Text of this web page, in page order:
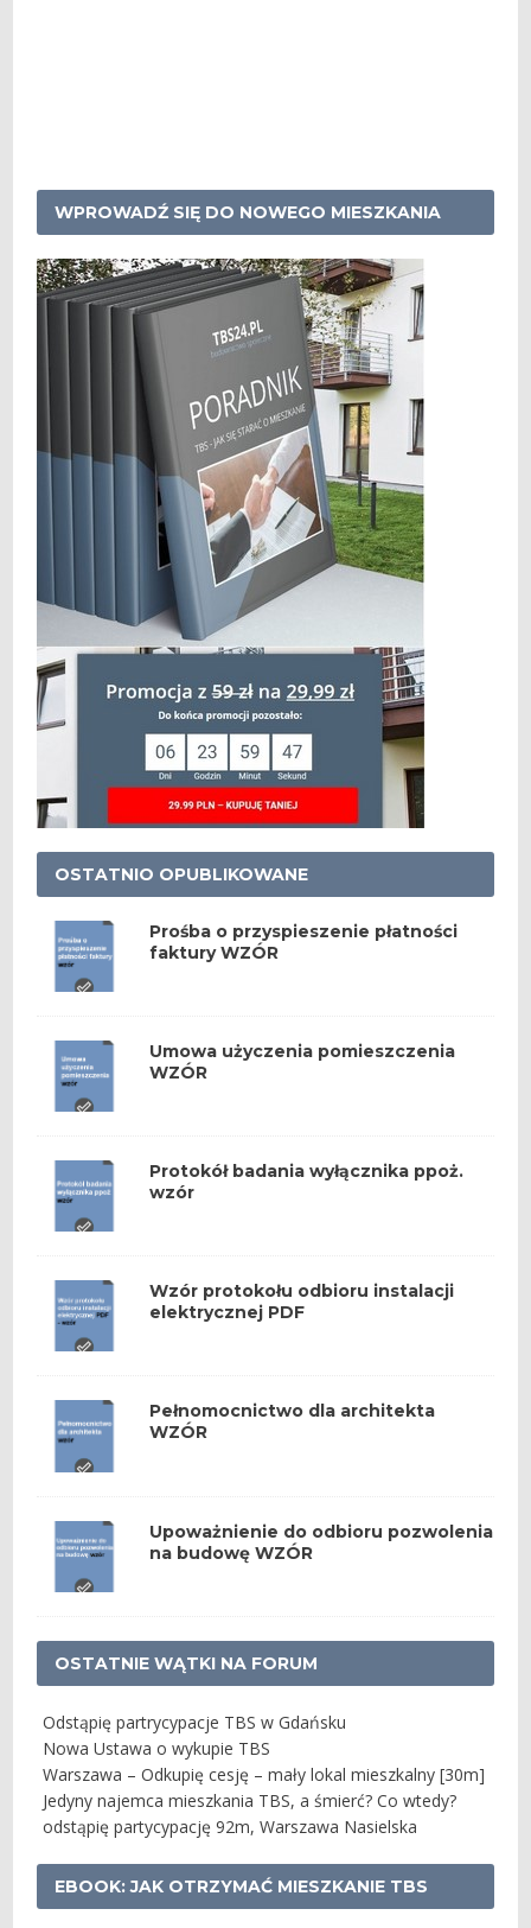
WPROWADŹ SIĘ DO NOWEGO MIESZKANIA
OSTATNIO OPUBLIKOWANE
Prośba o przyspieszenie płatności
faktury WZÓR
Umowa użyczenia pomieszczenia
WZÓR
Protokół badania wyłącznika ppoż.
wzór
Wzór protokołu odbioru instalacji
elektrycznej PDF
Pełnomocnictwo dla architekta
WZÓR
Upoważnienie do odbioru pozwolenia
na budowę WZÓR
OSTATNIE WĄTKI NA FORUM
Odstąpię partrycypacje TBS w Gdańsku
Nowa Ustawa o wykupie TBS
Warszawa – Odkupię cesję – mały lokal mieszkalny [30m]
Jedyny najemca mieszkania TBS, a śmierć? Co wtedy?
odstąpię partycypację 92m, Warszawa Nasielska
EBOOK: JAK OTRZYMAĆ MIESZKANIE TBS